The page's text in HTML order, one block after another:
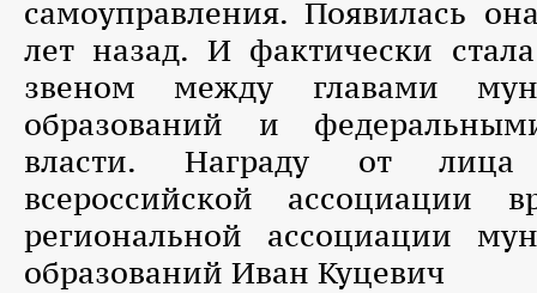
самоуправления. Появилась
лет назад. И фактически
звеном между главами
образований и
власти. Награду от лица
всероссийской ассоциации
региональной ассоциации
образований Иван Куцевич